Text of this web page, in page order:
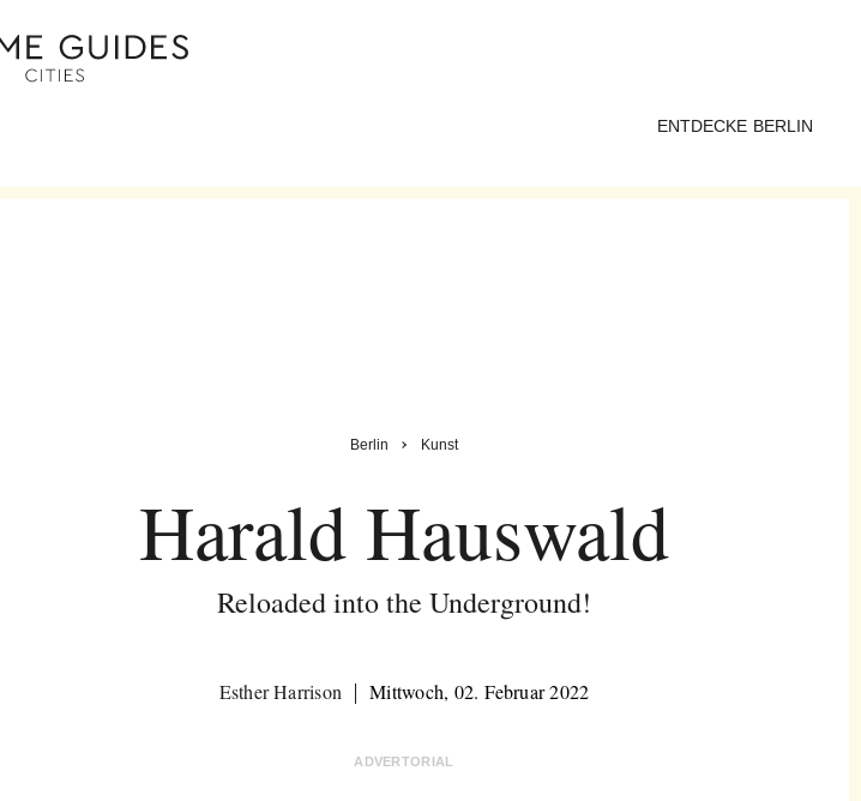
ENTDECKE BERLIN
Berlin Kunst
Harald Hauswald
Reloaded into the Underground!
Esther Harrison Mittwoch, 02. Februar 2022
ADVERTORIAL